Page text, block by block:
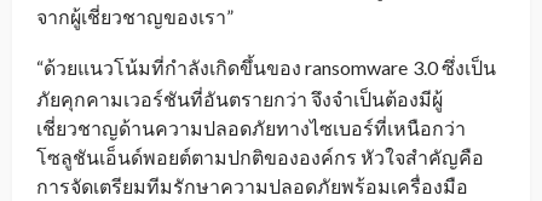
จากผู้เชี่ยวชาญของเรา”
“ด้วยแนวโน้มที่กำลังเกิดขึ้นของ ransomware 3.0 ซึ่งเป็น
ภัยคุกคามเวอร์ชันที่อันตรายกว่า จึงจำเป็นต้องมีผู้
เชี่ยวชาญด้านความปลอดภัยทางไซเบอร์ที่เหนือกว่า
โซลูชันเอ็นด์พอยต์ตามปกติขององค์กร หัวใจสำคัญคือ
การจัดเตรียมทีมรักษาความปลอดภัยพร้อมเครื่องมือ